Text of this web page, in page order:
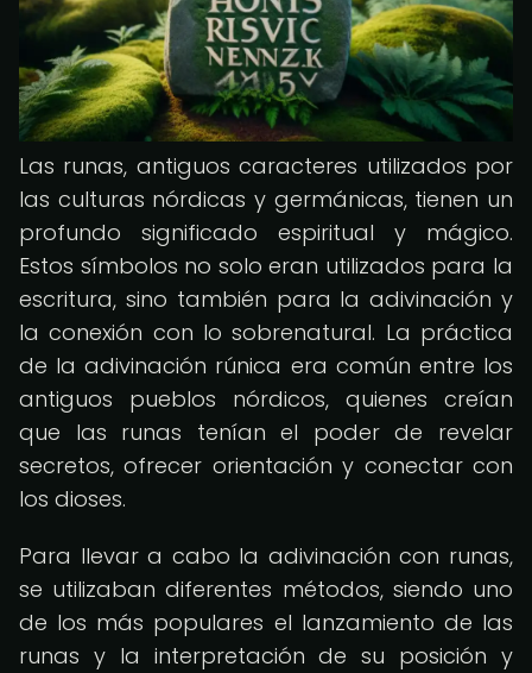
Las runas, antiguos caracteres utilizados por
las culturas nórdicas y germánicas, tienen un
profundo significado espiritual y mágico.
Estos símbolos no solo eran utilizados para la
escritura, sino también para la adivinación y
la conexión con lo sobrenatural. La práctica
de la adivinación rúnica era común entre los
antiguos pueblos nórdicos, quienes creían
que las runas tenían el poder de revelar
secretos, ofrecer orientación y conectar con
los dioses.
Para llevar a cabo la adivinación con runas,
se utilizaban diferentes métodos, siendo uno
de los más populares el lanzamiento de las
runas y la interpretación de su posición y